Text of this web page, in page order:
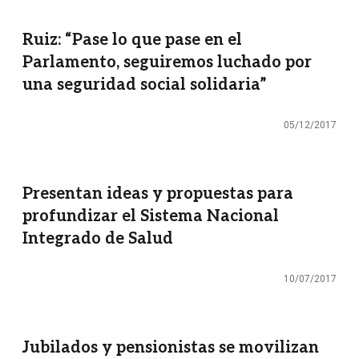
Ruiz: “Pase lo que pase en el
Parlamento, seguiremos luchado por
una seguridad social solidaria”
05/12/2017
Presentan ideas y propuestas para
profundizar el Sistema Nacional
Integrado de Salud
10/07/2017
Jubilados y pensionistas se movilizan